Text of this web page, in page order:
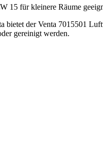
15 für kleinere Räume
bietet der Venta 7015501
gereinigt werden.